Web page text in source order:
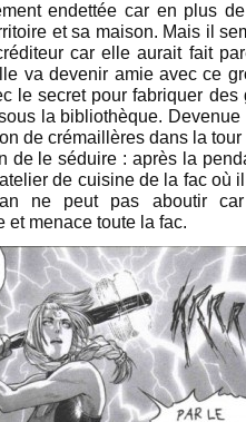
endettée car en plus
et sa maison. Mais il
car elle aurait fait
va devenir amie avec ce
le secret pour fabriquer
la bibliothèque.
de crémaillères dans la
de le séduire : après la
de cuisine de la fac où
ne peut pas aboutir
et menace toute la fac.